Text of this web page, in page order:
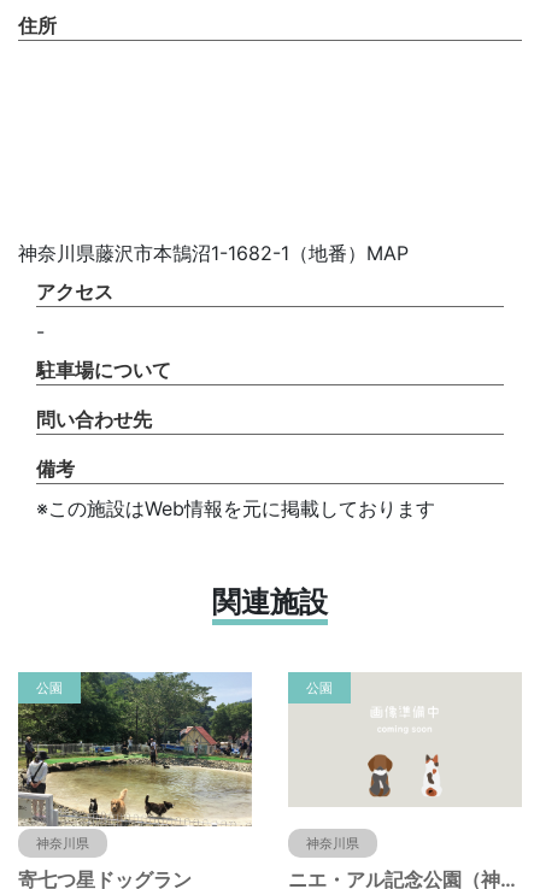
住所
神奈川県藤沢市本鵠沼1-1682-1（地番）MAP
アクセス
-
駐車場について
問い合わせ先
備考
※この施設はWeb情報を元に掲載しております
関連施設
公園
神奈川県
寄七つ星ドッグラン
公園
神奈川県
ニエ・アル記念公園（神奈川県藤沢市）